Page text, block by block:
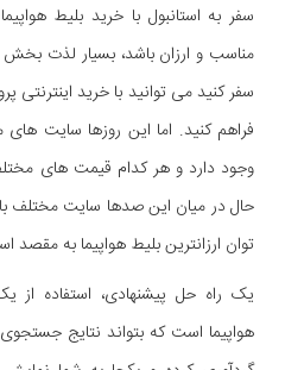
سفر به استانبول با خرید بلیط
مناسب و ارزان باشد، بسیار لذت بخش
سفر کنید می توانید با خرید اینترنتی
فراهم کنید. اما این روزها سایت های
وجود دارد و هر کدام قیمت های
حال در میان این صدها سایت مختلف
توان ارزانترین بلیط هواپیما به مقصد
یک راه حل پیشنهادی، استفاده
هواپیما است که بتواند نتایج